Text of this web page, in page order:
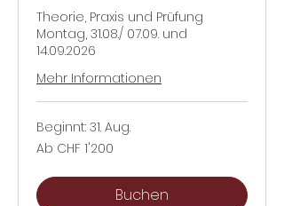
Theorie, Praxis und Prüfung
Montag, 31.08./ 07.09. und
14.09.2026
Mehr Informationen
Beginnt: 31. Aug.
Ab
1'200
Ab CHF 1'200
Buchen